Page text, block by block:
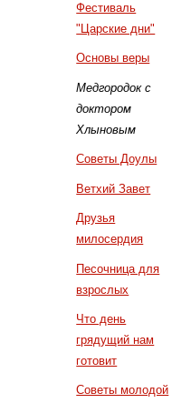
Фестиваль
"Царские дни"
Основы веры
Медгородок с
доктором
Хлыновым
Советы Доулы
Ветхий Завет
Друзья
милосердия
Песочница для
взрослых
Что день
грядущий нам
готовит
Советы молодой